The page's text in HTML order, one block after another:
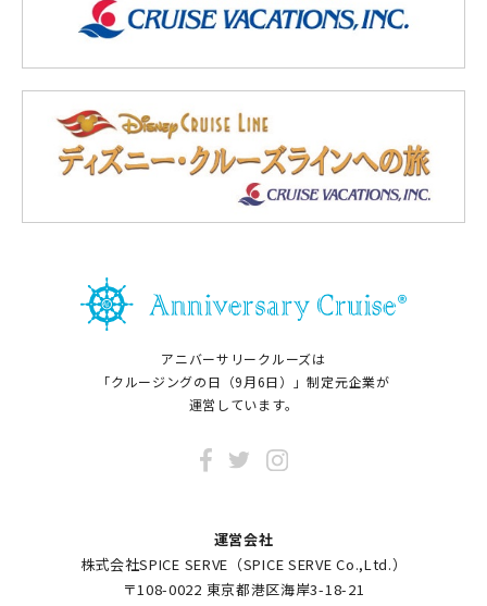
アニバーサリークルーズは
「クルージングの日（9月6日）」制定元企業が
運営しています。
運営会社
株式会社SPICE SERVE（SPICE SERVE Co.,Ltd.）
〒108-0022 東京都港区海岸3-18-21